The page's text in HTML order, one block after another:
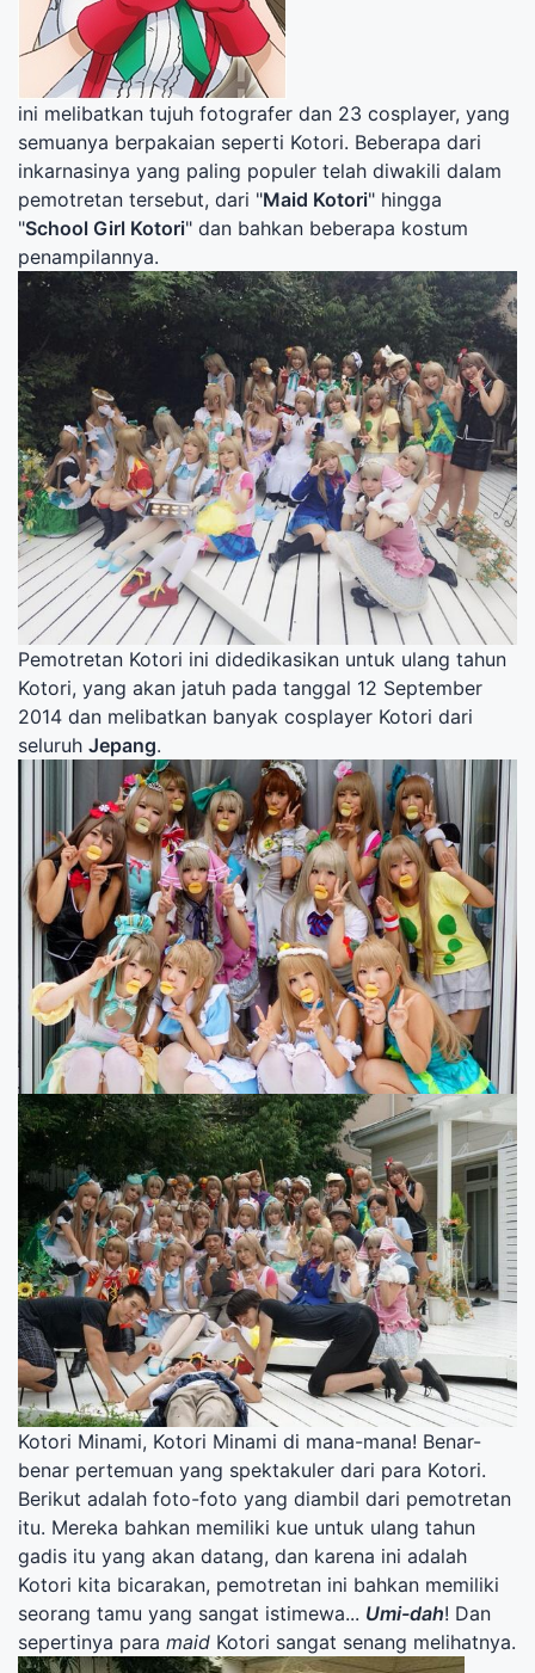
ini melibatkan tujuh fotografer dan 23 cosplayer, yang
semuanya berpakaian seperti Kotori. Beberapa dari
inkarnasinya yang paling populer telah diwakili dalam
pemotretan tersebut, dari "Maid Kotori" hingga
"School Girl Kotori" dan bahkan beberapa kostum
penampilannya.
Pemotretan Kotori ini didedikasikan untuk ulang tahun
Kotori, yang akan jatuh pada tanggal 12 September
2014 dan melibatkan banyak cosplayer Kotori dari
seluruh Jepang.
Kotori Minami, Kotori Minami di mana-mana! Benar-
benar pertemuan yang spektakuler dari para Kotori.
Berikut adalah foto-foto yang diambil dari pemotretan
itu. Mereka bahkan memiliki kue untuk ulang tahun
gadis itu yang akan datang, dan karena ini adalah
Kotori kita bicarakan, pemotretan ini bahkan memiliki
seorang tamu yang sangat istimewa... Umi-dah! Dan
sepertinya para maid Kotori sangat senang melihatnya.